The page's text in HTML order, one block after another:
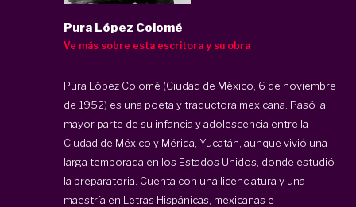
Pura López Colomé
Ve más sobre esta escritora y su obra
Pura López Colomé (Ciudad de México, 6 de noviembre
de 1952) es una poeta y traductora mexicana. Pasó la
mayor parte de su infancia y adolescencia entre la
Ciudad de México y Mérida, Yucatán, aunque vivió una
larga temporada en los Estados Unidos, donde estudió
la preparatoria. Cuenta con una licenciatura y una
maestría en Letras Hispánicas, mexicanas e